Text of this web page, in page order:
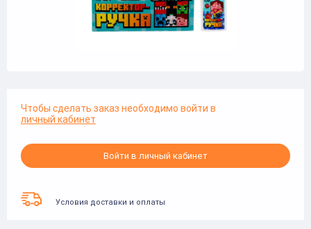
Чтобы сделать заказ необходимо войти в
личный кабинет
Войти в личный кабинет
Условия доставки и оплаты